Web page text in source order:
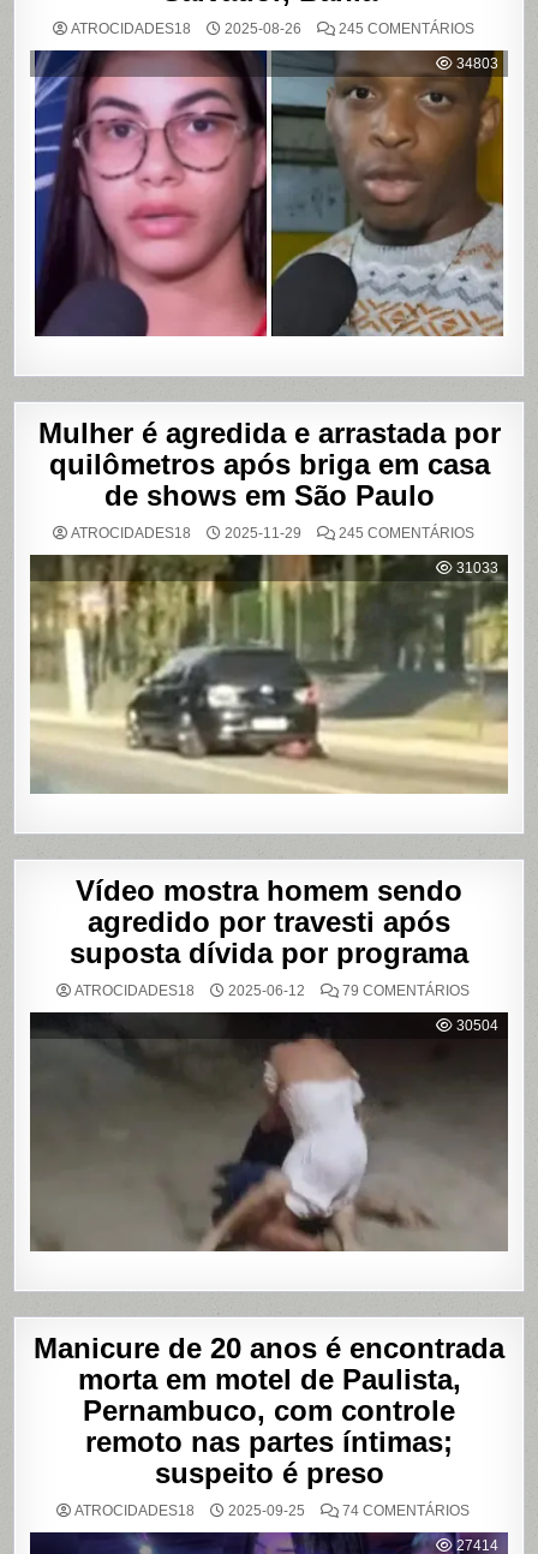
ATROCIDADES18 2025-08-26 245 COMENTÁRIOSEM
ACUSA
DE
UBER
DE
EM
DE
VÍDEOS
ÍNTIMOS
EM
BAHIA
34803
Mulher é agredida e arrastada por
quilômetros após briga em casa
de shows em São Paulo
ATROCIDADES18 2025-11-29 245 COMENTÁRIOSEM
É
E
POR
APÓS
BRIGA
EM
CASA
SHOWS
SÃO
PAULO
31033
Vídeo mostra homem sendo
agredido por travesti após
suposta dívida por programa
ATROCIDADES18 2025-06-12 79 COMENTÁRIOSEM
MOSTRA
HOMEM
30504
Manicure de 20 anos é encontrada
morta em motel de Paulista,
Pernambuco, com controle
remoto nas partes íntimas;
suspeito é preso
ATROCIDADES18 2025-09-25 74 COMENTÁRIOSEM
DE
27414